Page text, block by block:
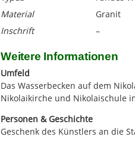
Material
Granit
Inschrift
–
Weitere Informationen
Umfeld
Das Wasserbecken auf dem
Nikolaikirche und Nikolaischule
Personen & Geschichte
Geschenk des Künstlers an die